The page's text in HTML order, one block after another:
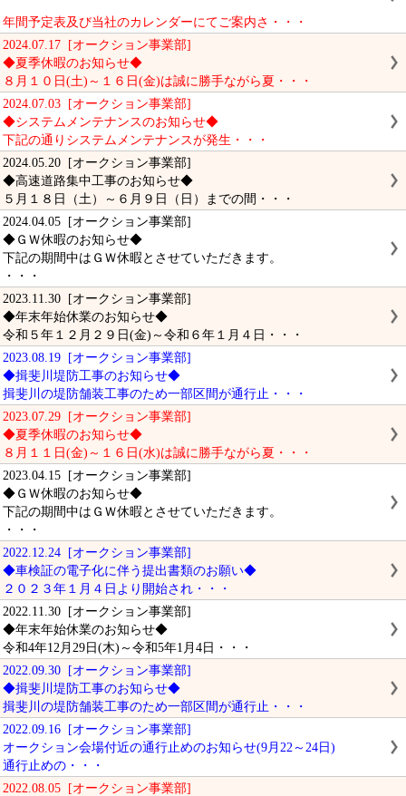
年間予定表及び当社のカレンダーにてご案内さ・・・
2024.07.17 [オークション事業部]
◆夏季休暇のお知らせ◆
８月１０日(土)～１６日(金)は誠に勝手ながら夏・・・
2024.07.03 [オークション事業部]
◆システムメンテナンスのお知らせ◆
下記の通りシステムメンテナンスが発生・・・
2024.05.20 [オークション事業部]
◆高速道路集中工事のお知らせ◆
５月１８日（土）～６月９日（日）までの間・・・
2024.04.05 [オークション事業部]
◆ＧＷ休暇のお知らせ◆
下記の期間中はＧＷ休暇とさせていただきます。
・・・
2023.11.30 [オークション事業部]
◆年末年始休業のお知らせ◆
令和５年１２月２９日(金)～令和６年１月４日・・・
2023.08.19 [オークション事業部]
◆揖斐川堤防工事のお知らせ◆
揖斐川の堤防舗装工事のため一部区間が通行止・・・
2023.07.29 [オークション事業部]
◆夏季休暇のお知らせ◆
８月１１日(金)～１６日(水)は誠に勝手ながら夏・・・
2023.04.15 [オークション事業部]
◆ＧＷ休暇のお知らせ◆
下記の期間中はＧＷ休暇とさせていただきます。
・・・
2022.12.24 [オークション事業部]
◆車検証の電子化に伴う提出書類のお願い◆
２０２３年１月４日より開始され・・・
2022.11.30 [オークション事業部]
◆年末年始休業のお知らせ◆
令和4年12月29日(木)～令和5年1月4日・・・
2022.09.30 [オークション事業部]
◆揖斐川堤防工事のお知らせ◆
揖斐川の堤防舗装工事のため一部区間が通行止・・・
2022.09.16 [オークション事業部]
オークション会場付近の通行止めのお知らせ(9月22～24日)
通行止めの・・・
2022.08.05 [オークション事業部]